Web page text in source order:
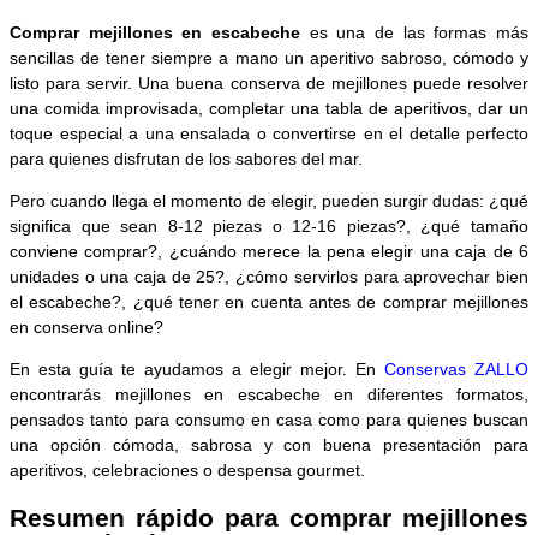
Comprar mejillones en escabeche es una de las formas más
sencillas de tener siempre a mano un aperitivo sabroso, cómodo y
listo para servir. Una buena conserva de mejillones puede resolver
una comida improvisada, completar una tabla de aperitivos, dar un
toque especial a una ensalada o convertirse en el detalle perfecto
para quienes disfrutan de los sabores del mar.
Pero cuando llega el momento de elegir, pueden surgir dudas: ¿qué
significa que sean 8-12 piezas o 12-16 piezas?, ¿qué tamaño
conviene comprar?, ¿cuándo merece la pena elegir una caja de 6
unidades o una caja de 25?, ¿cómo servirlos para aprovechar bien
el escabeche?, ¿qué tener en cuenta antes de comprar mejillones
en conserva online?
En esta guía te ayudamos a elegir mejor. En Conservas ZALLO
encontrarás mejillones en escabeche en diferentes formatos,
pensados tanto para consumo en casa como para quienes buscan
una opción cómoda, sabrosa y con buena presentación para
aperitivos, celebraciones o despensa gourmet.
Resumen rápido para comprar mejillones